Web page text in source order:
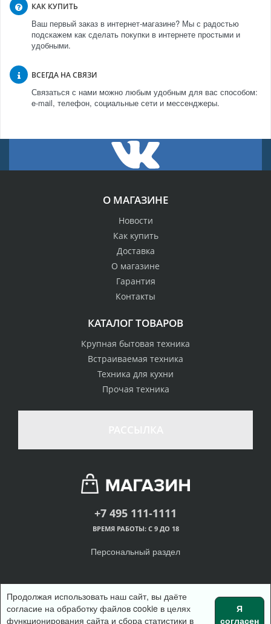
КАК КУПИТЬ
Ваш первый заказ в интернет-магазине? Мы с радостью
подскажем как сделать покупки в интернете простыми и
удобными.
ВСЕГДА НА СВЯЗИ
Связаться с нами можно любым удобным для вас способом:
e-mail, телефон, социальные сети и мессенджеры.
О МАГАЗИНЕ
Новости
Как купить
Доставка
О магазине
Гарантия
Контакты
КАТАЛОГ ТОВАРОВ
Крупная бытовая техника
Встраиваемая техника
Техника для кухни
Прочая техника
+7 495 111-1111
ВРЕМЯ РАБОТЫ: С 9 ДО 18
Персональный раздел
© Интернет-магазин одежды, 2018
Продолжая использовать наш сайт, вы даёте
согласие на обработку файлов cookie в целях
функционирования сайта и сбора статистики в
Я
согласен